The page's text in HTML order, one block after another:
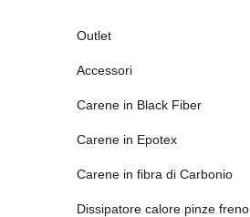
Outlet
Accessori
Carene in Black Fiber
Carene in Epotex
Carene in fibra di Carbonio
Dissipatore calore pinze freno